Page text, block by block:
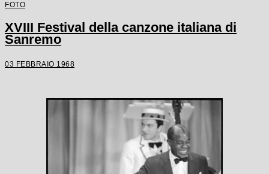
FOTO
XVIII Festival della canzone italiana di
Sanremo
03 FEBBRAIO 1968